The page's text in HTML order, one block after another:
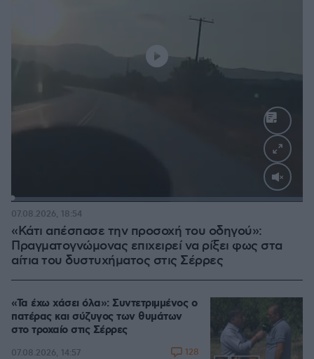
Loaded:
«Κάτι απέσπασε την προσοχή του οδηγού»:
Πραγματογνώμονας επιχειρεί να ρίξει φως στα
αίτια του δυστυχήματος στις Σέρρες
07.08.2026, 18:54
«Τα έχω χάσει όλα»: Συντετριμμένος ο
πατέρας και σύζυγος των θυμάτων
στο τροχαίο στις Σέρρες
07.08.2026, 14:57 128